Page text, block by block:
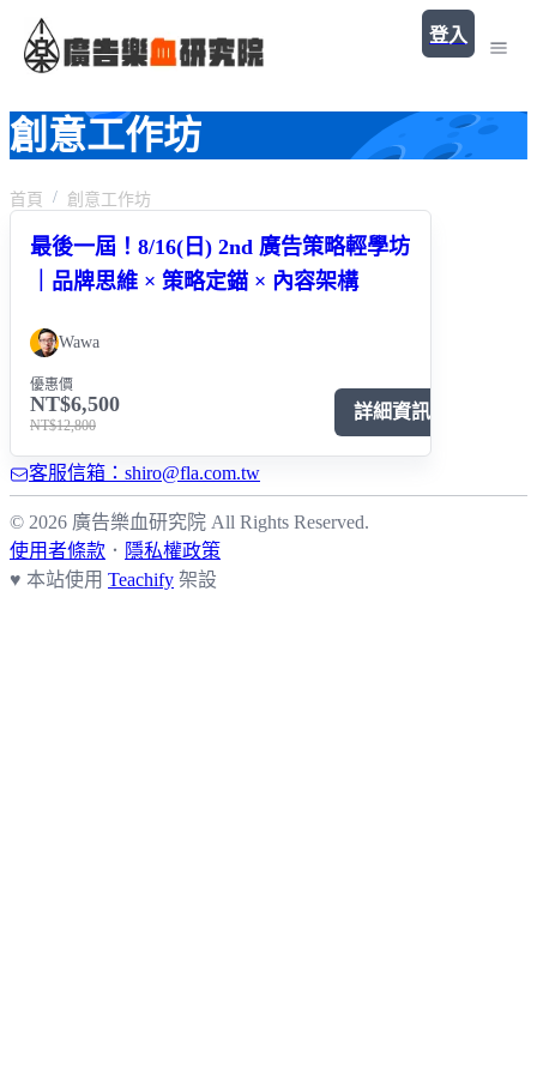
登入
創意工作坊
首頁 創意工作坊
最後一屆！8/16(日) 2nd 廣告策略輕學坊
｜品牌思維 × 策略定錨 × 內容架構
Wawa
優惠價
NT$6,500
NT$12,800
詳細資訊
客服信箱：shiro@fla.com.tw
© 2026 廣告樂血研究院 All Rights Reserved.
使用者條款 ． 隱私權政策
♥ 本站使用 Teachify 架設